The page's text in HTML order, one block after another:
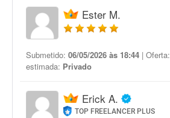
Ester M.
Submetido: 06/05/2026 às 18:44 | Oferta:
estimada: Privado
Erick A.
TOP FREELANCER PLUS